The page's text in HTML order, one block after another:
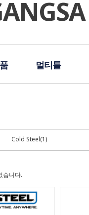
멀티툴
Cold Steel(1)
습니다.